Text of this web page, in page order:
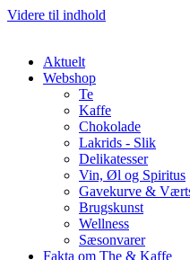
Videre til indhold
Aktuelt
Webshop
Te
Kaffe
Chokolade
Lakrids - Slik
Delikatesser
Vin, Øl og Spiritus
Gavekurve &
Brugskunst
Wellness
Sæsonvarer
Fakta om The & Kaffe